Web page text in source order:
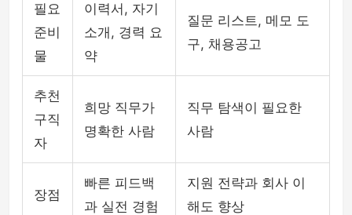
필요
준비
물
이력서, 자기
소개, 경력 요
약
질문 리스트, 메모 도
구, 채용공고
추천
구직
자
희망 직무가
명확한 사람
직무 탐색이 필요한
사람
장점
빠른 피드백
과 실전 경험
지원 전략과 회사 이
해도 향상